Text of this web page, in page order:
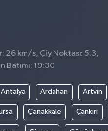
26 km/s, Çiy Noktası: 5.3,
Batımı: 19:30
Antalya Ardahan Artvin
Çanakkale Çankırı